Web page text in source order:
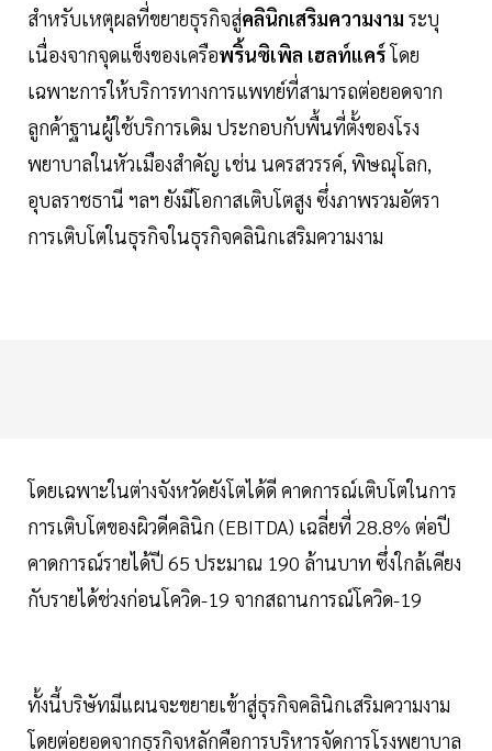
สำหรับเหตุผลที่ขยายธุรกิจสู่คลินิกเสริมความงาม ระบุ
เนื่องจากจุดแข็งของเครือพริ้นซิเพิล เฮลท์แคร์โดย
เฉพาะการให้บริการทางการแพทย์ที่สามารถต่อยอดจาก
ลูกค้าฐานผู้ใช้บริการเดิม ประกอบกับพื้นที่ตั้งของโรง
พยาบาลในหัวเมืองสำคัญ เช่น นครสวรรค์, พิษณุโลก,
อุบลราชธานี ฯลฯ ยังมีโอกาสเติบโตสูง ซึ่งภาพรวมอัตรา
การเติบโตในธุรกิจในธุรกิจคลินิกเสริมความงาม
โดยเฉพาะในต่างจังหวัดยังโตได้ดี คาดการณ์เติบโตในการ
การเติบโตของผิวดีคลินิก (EBITDA) เฉลี่ยที่ 28.8% ต่อปี
คาดการณ์รายได้ปี 65 ประมาณ 190 ล้านบาท ซึ่งใกล้เคียง
กับรายได้ช่วงก่อนโควิด-19 จากสถานการณ์โควิด-19
ทั้งนี้บริษัทมีแผนจะขยายเข้าสู่ธุรกิจคลินิกเสริมความงาม
โดยต่อยอดจากธุรกิจหลักคือการบริหารจัดการโรงพยาบาล